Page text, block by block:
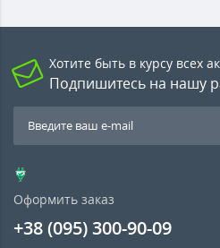
Хотите быть в курсу всех
Подпишитесь на нашу
Оформить заказ
+38 (095) 300-90-09